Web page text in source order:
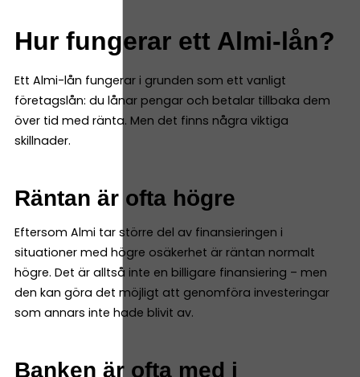
Hur fungerar ett Almi-lån?
Ett Almi-lån fungerar i grunden som ett vanligt
företagslån: du lånar pengar och betalar tillbaka dem
över tid med ränta. Men det finns några viktiga
skillnader.
Räntan är ofta högre
Eftersom Almi tar större del av finansieringen i
situationer med högre osäkerhet är räntan normalt
högre. Det är alltså inte en billigare finansiering – men
den kan göra det möjligt att genomföra investeringar
som annars inte hade blivit av.
Banken är ofta med i